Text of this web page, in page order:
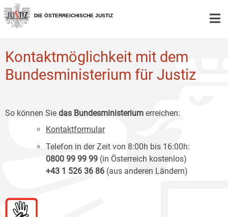
Zur
Hauptnavigation
[1]
Zum
Inhalt
[2]
Zum
Untermenü
[3]
DIE ÖSTERREICHISCHE JUSTIZ
Kontaktmöglichkeit mit dem
Bundesministerium für Justiz
So können Sie das Bundesministerium erreichen:
Kontaktformular
Telefon in der Zeit von 8:00h bis 16:00h:
0800 99 99 99 (in Österreich kostenlos)
+43 1 526 36 86 (aus anderen Ländern)